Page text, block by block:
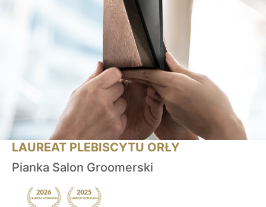
LAUREAT PLEBISCYTU ORŁY
Pianka Salon Groomerski